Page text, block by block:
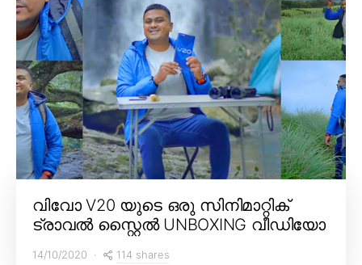
വിവോ V20 യുടെ ഒരു സിനിമാറ്റിക്
ട്രാവൽ സ്റ്റൈൽ UNBOXING വീഡിയോ
14/10/2020 114 shares